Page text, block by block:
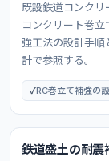
既設鉄道コンクリ
コンクリート巻
強工法の設計手順
計で参照する。
RC巻立て補強の
鉄道盛土の耐震